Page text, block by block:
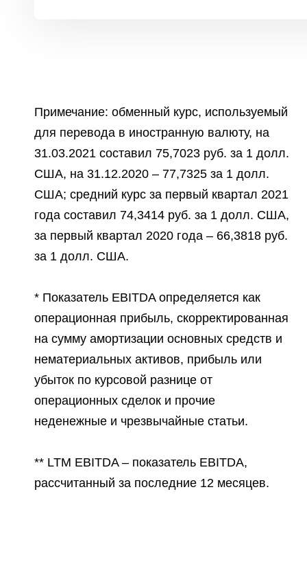
Примечание: обменный курс, используемый
для перевода в иностранную валюту, на
31.03.2021 составил 75,7023 руб. за 1 долл.
США, на 31.12.2020 – 77,7325 за 1 долл.
США; средний курс за первый квартал 2021
года составил 74,3414 руб. за 1 долл. США,
за первый квартал 2020 года – 66,3818 руб.
за 1 долл. США.
* Показатель EBITDA определяется как
операционная прибыль, скорректированная
на сумму амортизации основных средств и
нематериальных активов, прибыль или
убыток по курсовой разнице от
операционных сделок и прочие
неденежные и чрезвычайные статьи.
** LTM EBITDA – показатель EBITDA,
рассчитанный за последние 12 месяцев.